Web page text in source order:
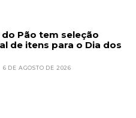
do Pão tem seleção
de itens para o Dia dos
6 DE AGOSTO DE 2026